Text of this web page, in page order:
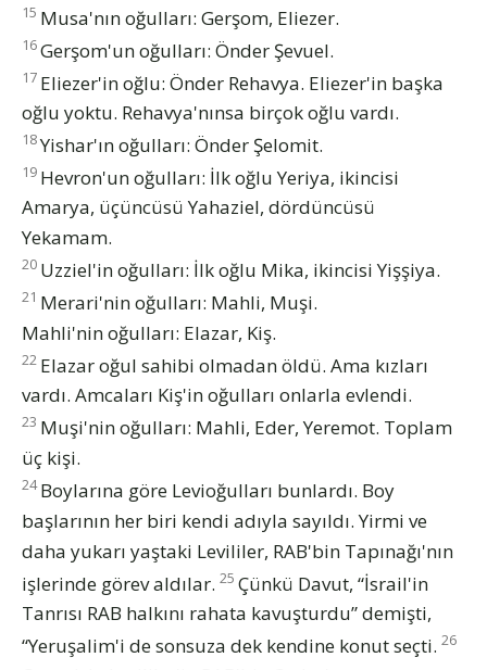
15 Musa'nın oğulları: Gerşom, Eliezer.
16Gerşom'un oğulları: Önder Şevuel.
17 Eliezer'in oğlu: Önder Rehavya. Eliezer'in başka
oğlu yoktu. Rehavya'nınsa birçok oğlu vardı.
18Yishar'ın oğulları: Önder Şelomit.
19 Hevron'un oğulları: İlk oğlu Yeriya, ikincisi
Amarya, üçüncüsü Yahaziel, dördüncüsü
Yekamam.
20 Uzziel'in oğulları: İlk oğlu Mika, ikincisi Yişşiya.
21 Merari'nin oğulları: Mahli, Muşi.
Mahli'nin oğulları: Elazar, Kiş.
22 Elazar oğul sahibi olmadan öldü. Ama kızları
vardı. Amcaları Kiş'in oğulları onlarla evlendi.
23 Muşi'nin oğulları: Mahli, Eder, Yeremot. Toplam
üç kişi.
24 Boylarına göre Levioğulları bunlardı. Boy
başlarının her biri kendi adıyla sayıldı. Yirmi ve
daha yukarı yaştaki Levililer, RAB'bin Tapınağı'nın
işlerinde görev aldılar. 25 Çünkü Davut, “İsrail'in
Tanrısı RAB halkını rahata kavuşturdu” demişti,
“Yeruşalim'i de sonsuza dek kendine konut seçti. 26